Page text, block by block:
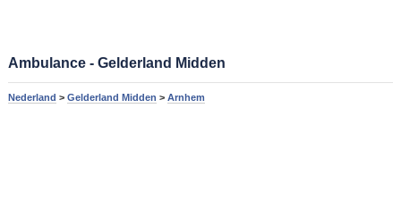
Ambulance - Gelderland Midden
Nederland > Gelderland Midden > Arnhem